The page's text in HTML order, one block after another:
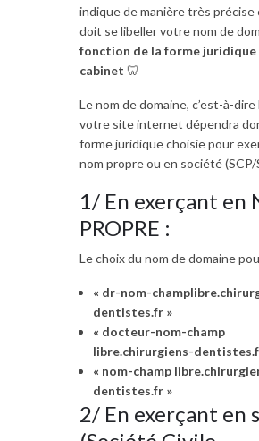
indique de manière très précise
doit se libeller votre nom de
fonction de la forme
cabinet 🦷
Le nom de domaine, c’est-à-dire
votre site internet dépendra
forme juridique choisie pour
nom propre ou en société (SCP/
1/ En exerçant en
PROPRE :
Le choix du nom de domaine
« dr-nom-
dentistes.fr »
« docteur-nom-champ
libre.chirurgiens-
« nom-champ
dentistes.fr »
2/ En exerçant en